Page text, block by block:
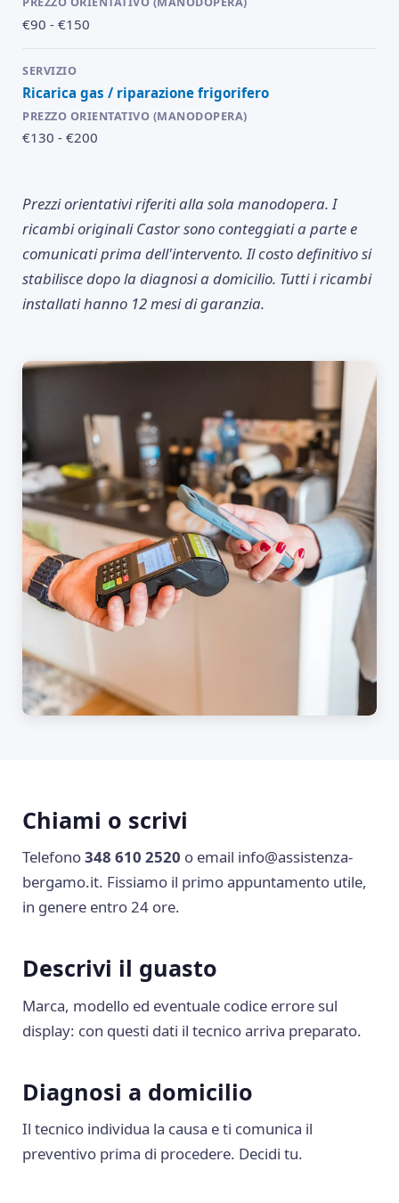
€90 - €150
Ricarica gas / riparazione frigorifero
€130 - €200
Prezzi orientativi riferiti alla sola manodopera. I
ricambi originali Castor sono conteggiati a parte e
comunicati prima dell'intervento. Il costo definitivo si
stabilisce dopo la diagnosi a domicilio. Tutti i ricambi
installati hanno 12 mesi di garanzia.
Chiami o scrivi
Telefono348 610 2520 o email info@assistenza-
bergamo.it. Fissiamo il primo appuntamento utile,
in genere entro 24 ore.
Descrivi il guasto
Marca, modello ed eventuale codice errore sul
display: con questi dati il tecnico arriva preparato.
Diagnosi a domicilio
Il tecnico individua la causa e ti comunica il
preventivo prima di procedere. Decidi tu.